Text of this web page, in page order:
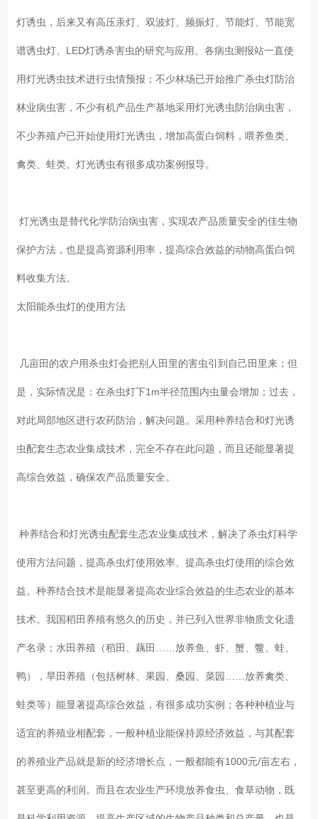
灯诱虫，后来又有高压汞灯、双波灯、频振灯、节能灯、节能宽
谱诱虫灯、LED灯诱杀害虫的研究与应用。各病虫测报站一直使
用灯光诱虫技术进行虫情预报；不少林场已开始推广杀虫灯防治
林业病虫害，不少有机产品生产基地采用灯光诱虫防治病虫害，
不少养殖户已开始使用灯光诱虫，增加高蛋白饲料，喂养鱼类、
禽类、蛙类。灯光诱虫有很多成功案例报导。
灯光诱虫是替代化学防治病虫害，实现农产品质量安全的佳生物
保护方法，也是提高资源利用率，提高综合效益的动物高蛋白饲
料收集方法。
太阳能杀虫灯的使用方法
几亩田的农户用杀虫灯会把别人田里的害虫引到自己田里来；但
是，实际情况是：在杀虫灯下1m半径范围内虫量会增加；过去，
对此局部地区进行农药防治，解决问题。采用种养结合和灯光诱
虫配套生态农业集成技术，完全不存在此问题，而且还能显著提
高综合效益，确保农产品质量安全。
种养结合和灯光诱虫配套生态农业集成技术，解决了杀虫灯科学
使用方法问题，提高杀虫灯使用效率、提高杀虫灯使用的综合效
益。种养结合技术是能显著提高农业综合效益的生态农业的基本
技术。我国稻田养殖有悠久的历史，并已列入世界非物质文化遗
产名录；水田养殖（稻田、藕田……放养鱼、虾、蟹、鳖、蛙、
鸭），旱田养殖（包括树林、果园、桑园、菜园……放养禽类、
蛙类等）能显著提高综合效益，有很多成功实例；各种种植业与
适宜的养殖业相配套，一般种植业能保持原经济效益，与其配套
的养殖业产品就是新的经济增长点，一般都能有1000元/亩左右，
甚至更高的利润。而且在农业生产环境放养食虫、食草动物，既